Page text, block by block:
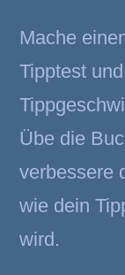
Mache
Tipptest
Übe die
verbessere
wie dein
wird.